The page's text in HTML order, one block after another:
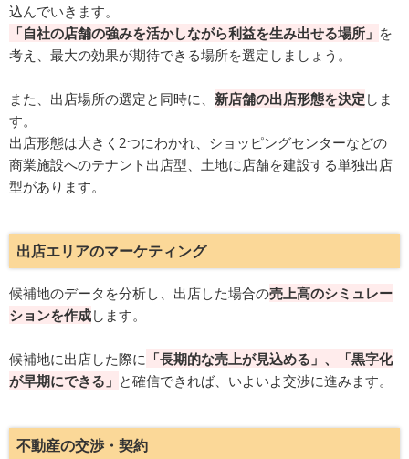
込んでいきます。
「自社の店舗の強みを活かしながら利益を生み出せる場所」 を
考え、最大の効果が期待できる場所を選定しましょう。
また、出店場所の選定と同時に、 新店舗の出店形態を決定 しま
す。
出店形態は大きく2つにわかれ、ショッピングセンターなどの
商業施設へのテナント出店型、土地に店舗を建設する単独出店
型があります。
出店エリアのマーケティング
候補地のデータを分析し、出店した場合の売上高のシミュレー
ションを作成します。
候補地に出店した際に 「長期的な売上が見込める」、「黒字化
が早期にできる」 と確信できれば、いよいよ交渉に進みます。
不動産の交渉・契約